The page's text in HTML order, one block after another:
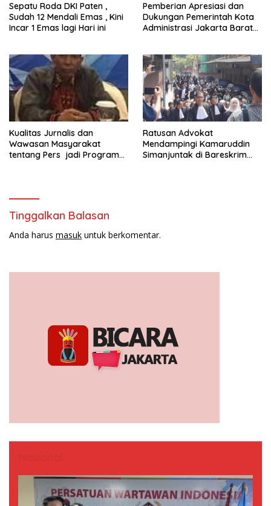
Sepatu Roda DKI Paten ,
Sudah 12 Mendali Emas , Kini
Incar 1 Emas lagi Hari ini
Pemberian Apresiasi dan
Dukungan Pemerintah Kota
Administrasi Jakarta Barat
Jelajah Sahabat Perempuan
dan Anak ( SAPA )
Kualitas Jurnalis dan
Wawasan Masyarakat
tentang Pers jadi Program
Ratusan Advokat
Mendampingi Kamaruddin
Simanjuntak di Bareskrim
Tinggalkan Balasan
Anda harus masuk untuk berkomentar.